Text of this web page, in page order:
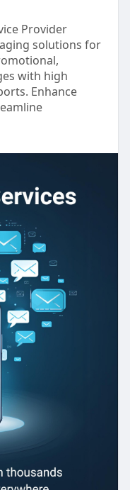
Provider
solutions for
with high
Enhance